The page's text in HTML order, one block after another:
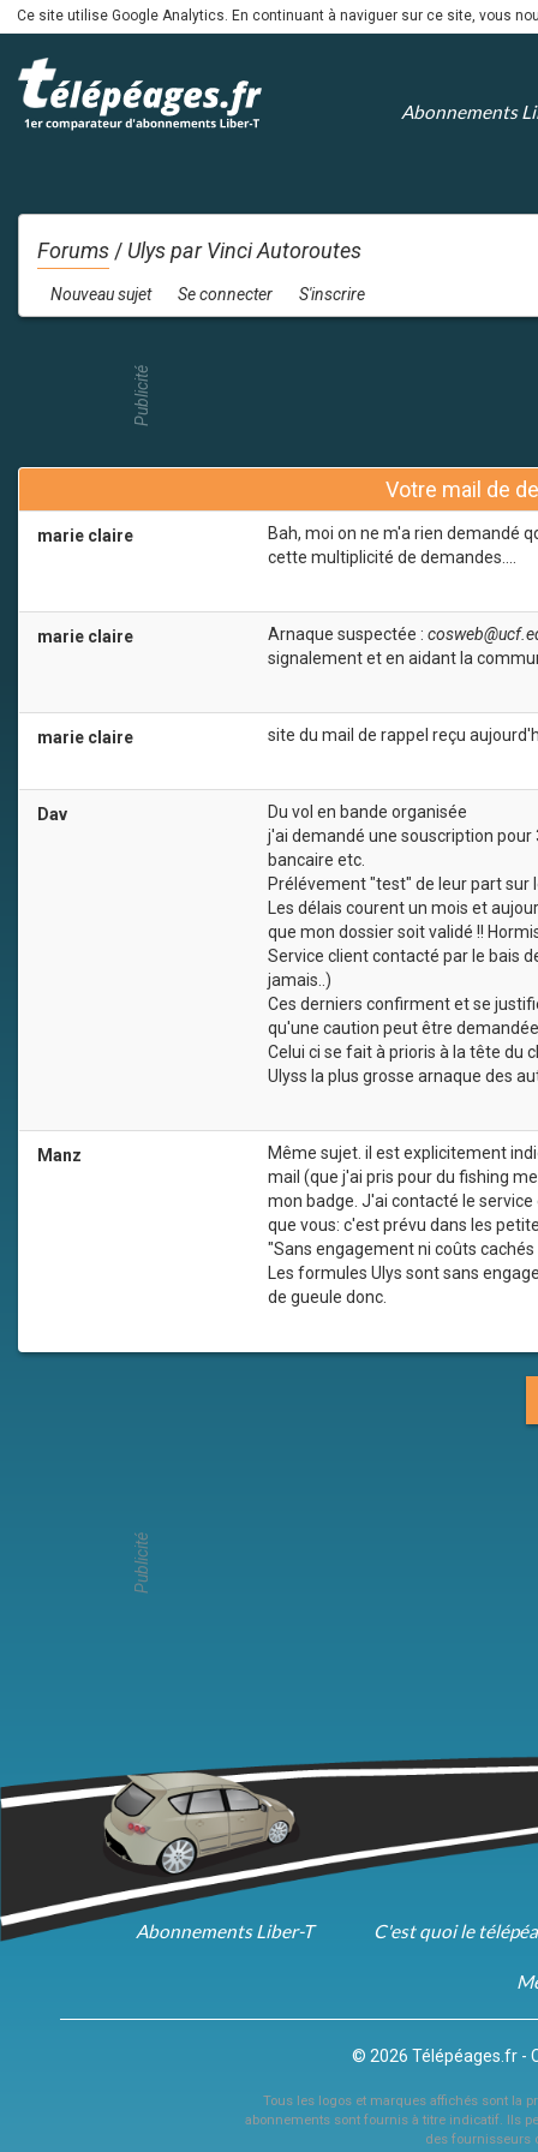
Ce site utilise Google Analytics. En continuant à naviguer sur ce site, vous
Abonnements
Forums / Ulys par Vinci Autoroutes
Nouveau sujet Se connecter S'inscrire
Publicité
Votre mail de
marie claire
Bah, moi on ne m'a rien demandé
cette multiplicité de demandes....
marie claire Arnaque suspectée :
signalement et en aidant la
marie claire site du mail de rappel reçu
Dav
Du vol en bande organisée
j'ai demandé une souscription
bancaire etc.
Prélévement "test" de leur part sur
Les délais courent un mois et
que mon dossier soit validé !!
Service client contacté par le bais
jamais..)
Ces derniers confirment et se
qu'une caution peut être
Celui ci se fait à prioris à la tête du
Ulyss la plus grosse arnaque des
Manz
Même sujet. il est explicitement
mail (que j'ai pris pour du fishing
mon badge. J'ai contacté le
que vous: c'est prévu dans les
"Sans engagement ni coûts cachés
Les formules Ulys sont sans
de gueule donc.
Publicité
Abonnements Liber-T C'est quoi le
© 2026 Télépéages.fr -
Tous les logos et marques affichés sont la
abonnements sont fournis à titre indicatif. Ils
des fournisseurs